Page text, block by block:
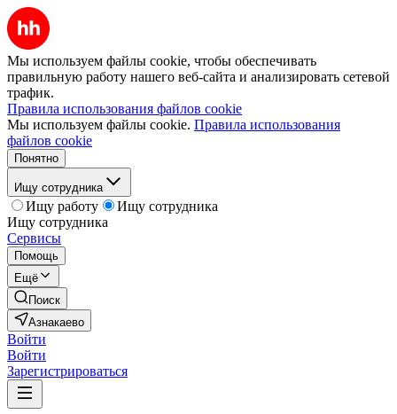
Мы используем файлы cookie, чтобы обеспечивать
правильную работу нашего веб-сайта и анализировать сетевой
трафик.
Правила использования файлов cookie
Мы используем файлы cookie. Правила использования
файлов cookie
Понятно
Ищу сотрудника
Ищу работу
Ищу сотрудника
Ищу сотрудника
Сервисы
Помощь
Ещё
Поиск
Азнакаево
Войти
Войти
Зарегистрироваться